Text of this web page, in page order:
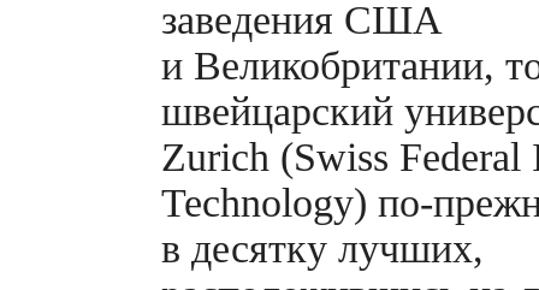
заведения США
и Великобритании,
швейцарский
Zurich (Swiss Federal
Technology) по-
в десятку лучших,